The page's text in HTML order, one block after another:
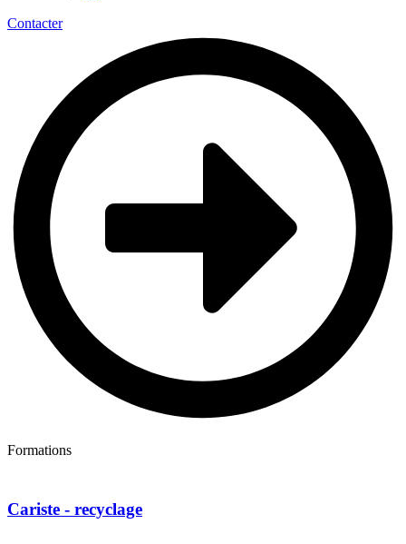
Contacter
Formations
Cariste - recyclage